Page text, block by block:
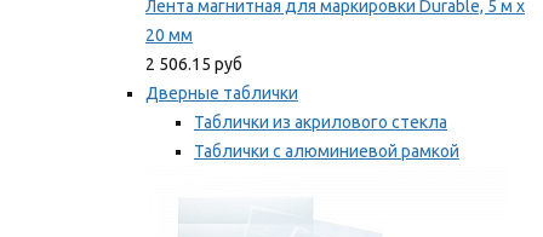
Лента магнитная для маркировки Durable, 5 м х
20 мм
2 506.15 руб
Дверные таблички
Таблички из акрилового стекла
Таблички с алюминиевой рамкой